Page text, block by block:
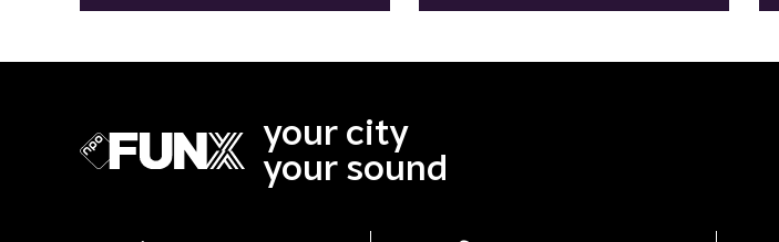
your city
your sound